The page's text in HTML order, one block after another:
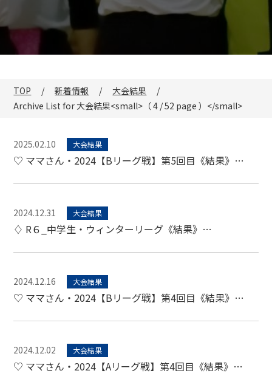
TOP 新着情報
大会結果
Archive List for 大会結果<small>（ 4 / 52 page ）</small>
2025.02.10 大会結果
♡ ママさん・2024【Bリーグ戦】第5回目《結果》…
2024.12.31 大会結果
♢ R６_中学生・ウィンターリーグ《結果》…
2024.12.16 大会結果
♡ ママさん・2024【Bリーグ戦】第4回目《結果》…
2024.12.02 大会結果
♡ ママさん・2024【Aリーグ戦】第4回目《結果》…